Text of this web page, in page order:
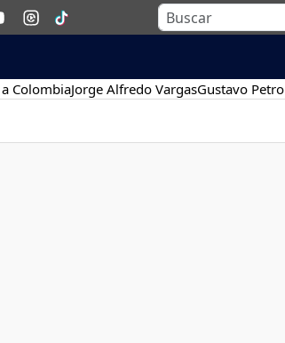
ColombiaJorge Alfredo VargasGustavo Petro